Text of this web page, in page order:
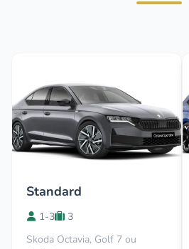
Standard
1-3
3
Skoda Octavia, Golf 7 ou